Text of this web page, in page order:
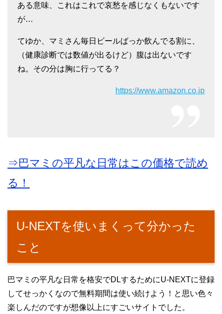
ある意味、これはこれで哀愁を感じなくもないです
が…
てゆか、マミさん毎日ビールばっか飲んでる割に、
（健康診断では数値が出るけど）腹は出ないです
ね。その分は胸に行ってる？
https://www.amazon.co.jp
⇒巴マミの平凡な日常はこの価格で読め
る！
U-NEXTを使いまくって分かった
こと
巴マミの平凡な日常を格安でDLするためにU-NEXTに登録
してせっかくなので無料期間は使い続けよう！と思い色々
楽しんだのですが想像以上にすごいサイトでした。